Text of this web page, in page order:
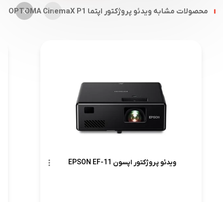
محصولات مشابه ویدئو پروژکتور اپتما OPTOMA CinemaX P1
ویدئو پروژکتور اپسون EPSON EF-11